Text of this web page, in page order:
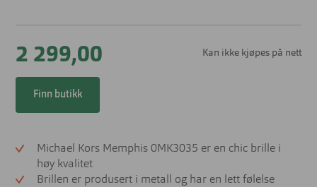
2 299,00 Kan ikke kjøpes på nett
Finn butikk
Michael Kors Memphis 0MK3035 er en chic brille i
høy kvalitet
Brillen er produsert i metall og har en lett følelse